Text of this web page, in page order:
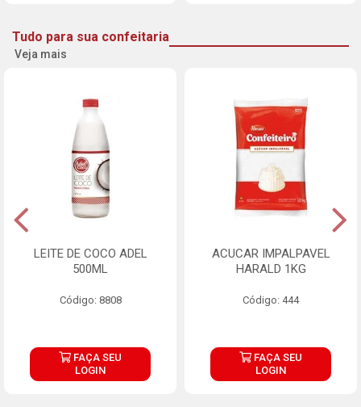
Tudo para sua confeitaria
Veja mais
LEITE DE COCO ADEL
500ML
Código: 8808
FAÇA SEU
LOGIN
ACUCAR IMPALPAVEL
HARALD 1KG
Código: 444
FAÇA SEU
LOGIN